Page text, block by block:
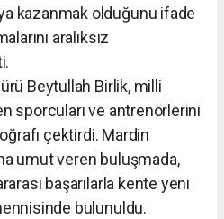
kazanmak olduğunu ifade
aralıksız
Beytullah Birlik, milli
sporcuları ve antrenörlerini
çektirdi. Mardin
umut veren buluşmada,
başarılarla kente yeni
bulunuldu.